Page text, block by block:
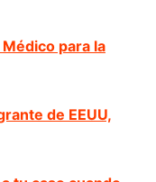
para la
de EEUU,